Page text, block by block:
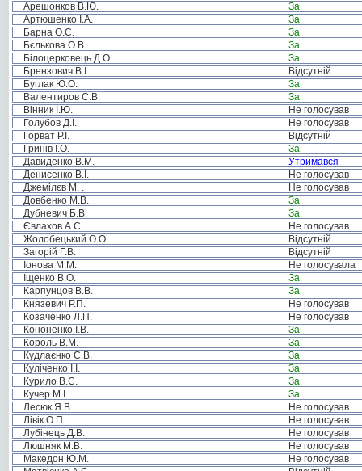
Арешонков В.Ю.
За
Артюшенко І.А.
За
Барна О.С.
За
Бєлькова О.В.
За
Білоцерковець Д.О.
За
Брензович В.І.
Відсутній
Буглак Ю.О.
За
Валентиров С.В.
За
Вінник І.Ю.
Не голосував
Голубов Д.І.
Не голосував
Горват Р.І.
Відсутній
Гринів І.О.
За
Давиденко В.М.
Утримався
Денисенко В.І.
Не голосував
Джемілєв М. .
Не голосував
Довбенко М.В.
За
Дубневич Б.В.
За
Євлахов А.С.
Не голосував
Жолобецький О.О.
Відсутній
Загорій Г.В.
Відсутній
Іонова М.М.
Не голосувала
Іщенко В.О.
За
Карпунцов В.В.
За
Князевич Р.П.
Не голосував
Козаченко Л.П.
Не голосував
Кононенко І.В.
За
Король В.М.
За
Кудлаєнко С.В.
За
Куліченко І.І.
За
Курило В.С.
За
Кучер М.І.
За
Лесюк Я.В.
Не голосував
Лівік О.П.
Не голосував
Лубінець Д.В.
Не голосував
Люшняк М.В.
Не голосував
Македон Ю.М.
Не голосував